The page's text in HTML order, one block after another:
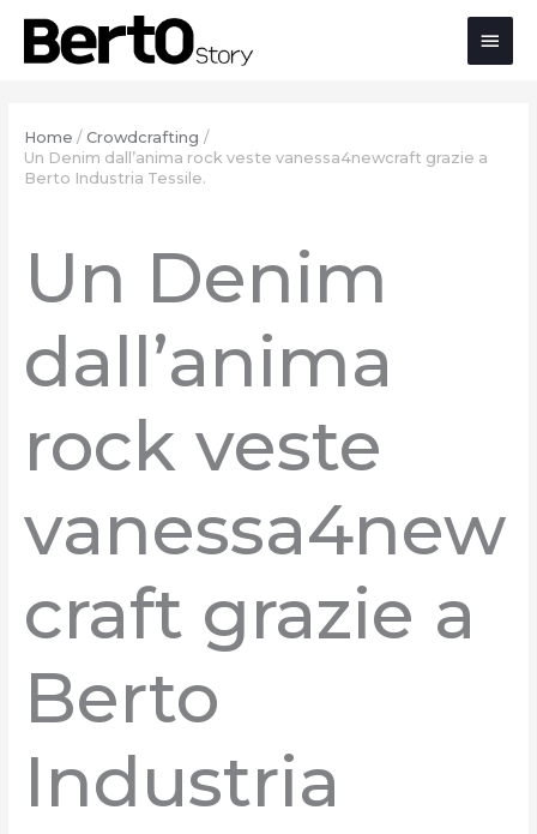
contenuto
navigazione
contenuto
Home
Crowdcrafting
Un Denim dall’anima rock veste vanessa4newcraft grazie a
Berto Industria Tessile.
Un Denim
dall’anima
rock veste
vanessa4new
craft grazie a
Berto
Industria